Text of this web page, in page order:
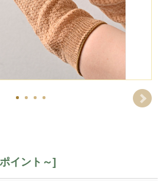
イント～]